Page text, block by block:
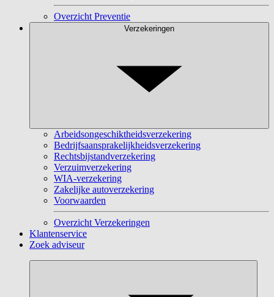
Overzicht Preventie
Verzekeringen
Arbeidsongeschiktheidsverzekering
Bedrijfsaansprakelijkheidsverzekering
Rechtsbijstandverzekering
Verzuimverzekering
WIA-verzekering
Zakelijke autoverzekering
Voorwaarden
Overzicht Verzekeringen
Klantenservice
Zoek adviseur